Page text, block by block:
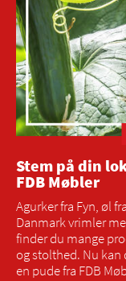
Stem på din
FDB Møbler
Agurker fra Fyn, øl
Danmark vrimler
finder du mange
og stolthed. Nu
en pude fra FDB